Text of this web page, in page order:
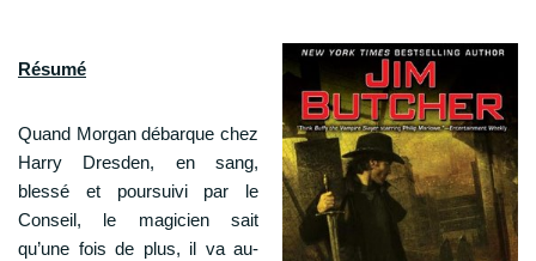
Résumé
Quand Morgan débarque chez
Harry Dresden, en sang,
blessé et poursuivi par le
Conseil, le magicien sait
qu’une fois de plus, il va au-